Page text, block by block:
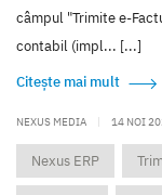
câmpul "Trimite e-
contabil (impl... [...]
Citește mai mult
NEXUS MEDIA | 14 NOI
Nexus ERP